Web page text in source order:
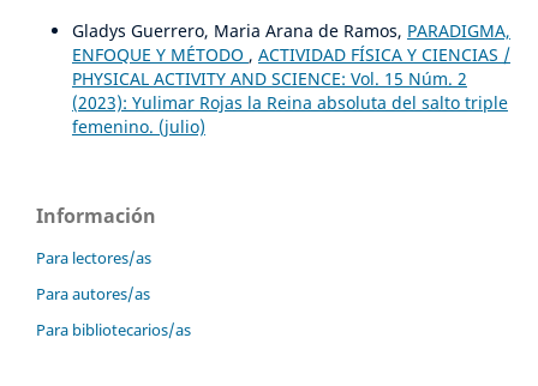
Gladys Guerrero, Maria Arana de Ramos, PARADIGMA,
ENFOQUE Y MÉTODO , ACTIVIDAD FÍSICA Y CIENCIAS /
PHYSICAL ACTIVITY AND SCIENCE: Vol. 15 Núm. 2
(2023): Yulimar Rojas la Reina absoluta del salto triple
femenino. (julio)
Información
Para lectores/as
Para autores/as
Para bibliotecarios/as